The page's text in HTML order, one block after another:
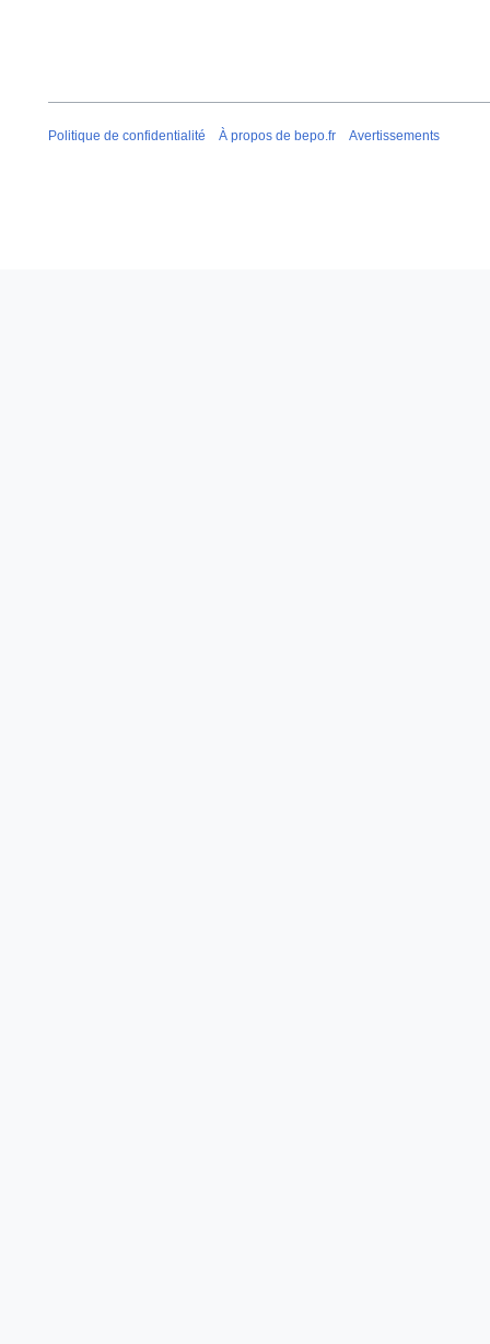
Politique de confidentialité À propos de bepo.fr Avertissements